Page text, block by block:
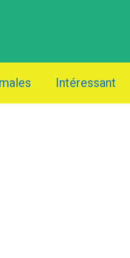
Intéressant